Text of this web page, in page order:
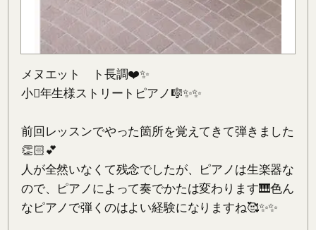
メヌエット　ト長調❤️✨
小񛙣年生様ストリートピアノ🎼✨✨
前回レッスンでやった箇所を覚えてきて弾きました
👏🏻💕
人が全然いなくて残念でしたが、ピアノは生楽器な
ので、ピアノによって奏でかたは変わります🎹色ん
なピアノで弾くのはよい経験になりますね🥰✨✨